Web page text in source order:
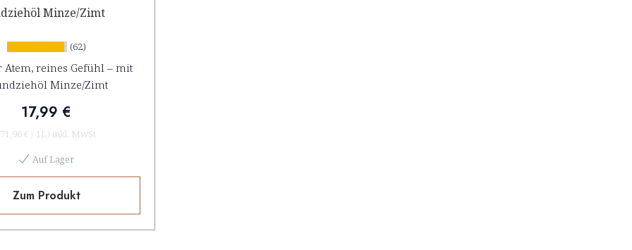
Minze/Zimt
(62)
Atem, reines Gefühl – mit
Minze/Zimt
17,99 €
71,96 € / 1L) inkl. MwSt
Auf Lager
Zum Produkt